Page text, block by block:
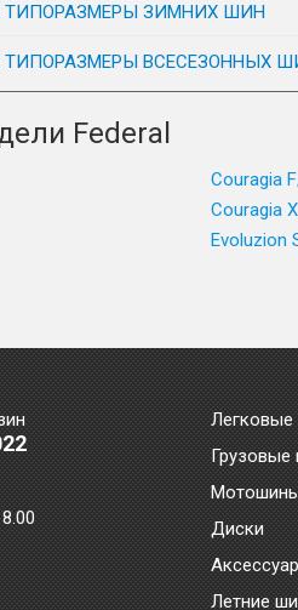
ТИПОРАЗМЕРЫ ЗИМНИХ ШИН
ВСЕСЕЗОННЫХ
Federal
Couragia
Couragia
Evoluzion
Диски
Летние